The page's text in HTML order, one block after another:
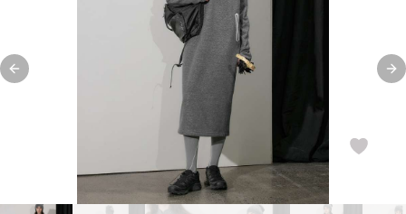
Previous slide